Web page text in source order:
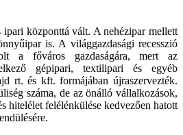
központtá vált. A nehézipar mellett
is. A világgazdasági recesszió
a főváros gazdaságára, mert az
gépipari, textilipari és egyéb
rt. és kft. formájában újraszervezték.
száma, de az önálló vállalkozások,
hitelélet felélénkülése kedvezően hatott